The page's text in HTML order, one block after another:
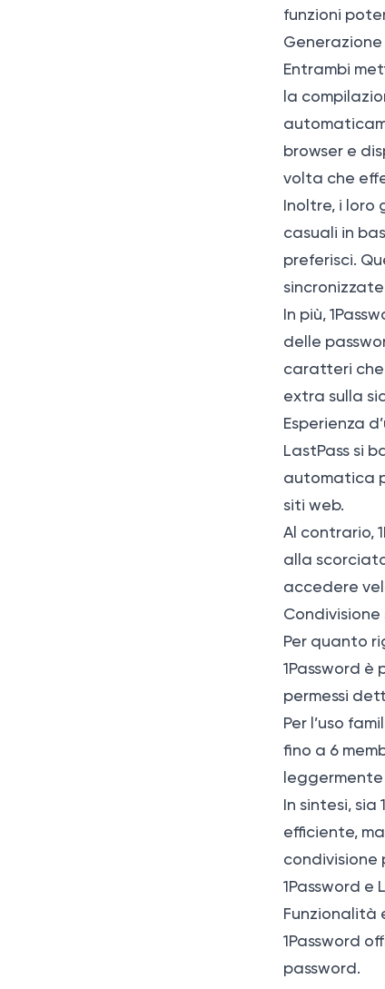
funzioni
Entrambi
la
browser e
volta che
Inoltre, i loro
casuali in
preferisci.
In più,
delle
caratteri che
extra sulla
Esperienza
LastPass si
automatica
siti web.
Al contrario,
alla
accedere
Per quanto
1Password è
permessi
Per l’uso
fino a 6
In sintesi,
efficiente,
condivisione
1Password e
Funzionalità
1Password
password.